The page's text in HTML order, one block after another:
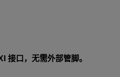
接口，无需外部管脚。